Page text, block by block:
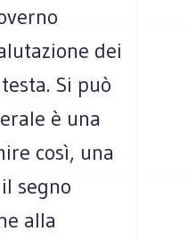
dei
Si può
è una
così, una
segno
alla